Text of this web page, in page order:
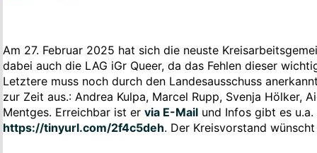
Am 27. Februar 2025 hat sich die neuste
dabei auch die LAG iGr Queer, da das Fehlen dieser
Letztere muss noch durch den Landesausschuss
zur Zeit aus.: Andrea Kulpa, Marcel Rupp, Svenja Hölker,
Mentges. Erreichbar ist er via E-Mail und Infos gibt es
https://tinyurl.com/2f4c5deh. Der Kreisvorstand